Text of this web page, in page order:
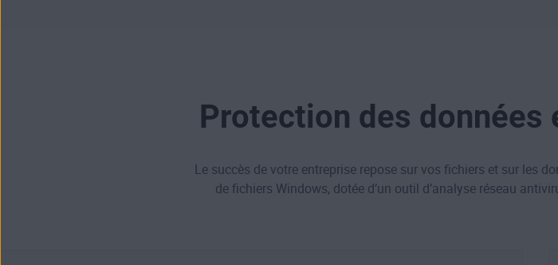
Protection des
Le succès de votre entreprise repose sur vos fichiers et sur les
de fichiers Windows, dotée d’un outil d’analyse réseau